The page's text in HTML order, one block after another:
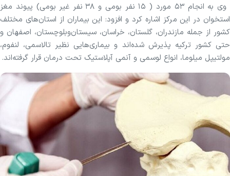
وی به انجام ۵۳ مورد ( ۱۵ نفر بومی و ۳۸ نفر غیر بومی) پیوند مغز
استخوان در این مرکز اشاره کرد و افزود: این بیماران از استان‌های مختلف
کشور از جمله مازندران، گلستان، خراسان، سیستان‌وبلوچستان، اصفهان و
حتی کشور ترکیه پذیرش شده‌اند و بیماری‌هایی نظیر تالاسمی، لنفوم،
مولتیپل میلوما، انواع لوسمی و آنمی آپلاستیک تحت درمان قرار گرفته‌اند.